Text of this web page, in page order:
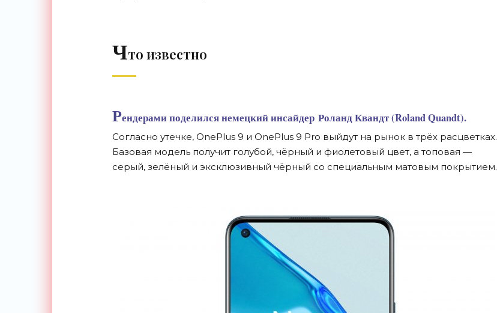
Что известно
Рендерами поделился немецкий инсайдерРоланд Квандт (Roland Quandt).
Согласно утечке, OnePlus 9 и OnePlus 9 Pro выйдут на рынок в трёх расцветках.
Базовая модель получит голубой, чёрный и фиолетовый цвет, а топовая —
серый, зелёный и эксклюзивный чёрный со специальным матовым покрытием.